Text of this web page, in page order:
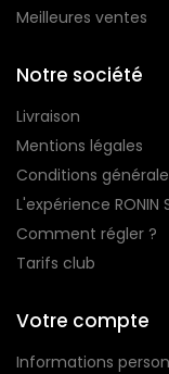
Meilleures ventes
Notre société
Livraison
Mentions légales
Conditions
L'expérience RONIN
Comment régler ?
Tarifs club
Votre compte
Informations